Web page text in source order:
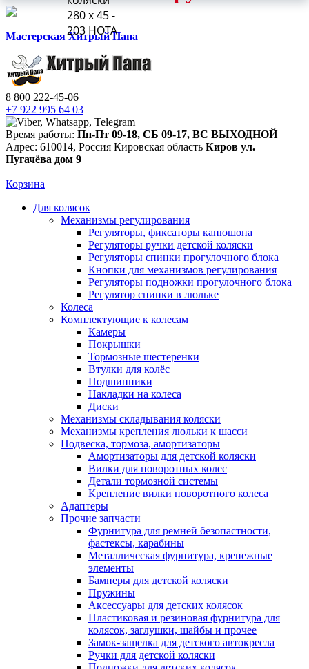
Мастерская Хитрый Папа
8 800 222-45-06
+7 922 995 64 03
Время работы: Пн-Пт 09-18, СБ 09-17, ВС ВЫХОДНОЙ
Адрес: 610014, Россия Кировская область Киров ул.
Пугачёва дом 9
Корзина
Для колясок
Механизмы регулирования
Регуляторы, фиксаторы капюшона
Регуляторы ручки детской коляски
Регуляторы спинки прогулочного блока
Кнопки для механизмов регулирования
Регуляторы подножки прогулочного блока
Регулятор спинки в люльке
Колеса
Комплектующие к колесам
Камеры
Покрышки
Тормозные шестеренки
Втулки для колёс
Подшипники
Накладки на колеса
Диски
Механизмы складывания коляски
Механизмы крепления люльки к шасси
Подвеска, тормоза, амортизаторы
Амортизаторы для детской коляски
Вилки для поворотных колес
Детали тормозной системы
Крепление вилки поворотного колеса
Адаптеры
Прочие запчасти
Фурнитура для ремней безопастности,
фастексы, карабины
Металлическая фурнитура, крепежные
элементы
Бамперы для детской коляски
Пружины
Аксессуары для детских колясок
Пластиковая и резиновая фурнитура для
колясок, заглушки, шайбы и прочее
Замок-защелка для детского автокресла
Ручки для детской коляски
280 х 45 -
203 HOTA